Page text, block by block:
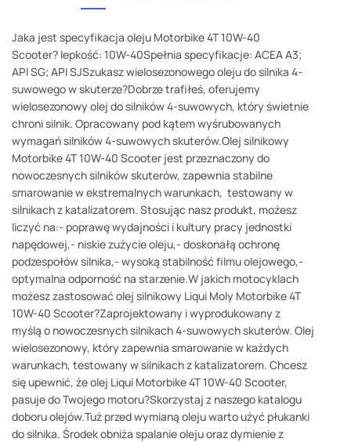
Jaka jest specyfikacja oleju Motorbike 4T 10W-40
Scooter? lepkość: 10W-40Spełnia specyfikacje: ACEA A3;
API SG; API SJSzukasz wielosezonowego oleju do silnika 4-
suwowego w skuterze?Dobrze trafiłeś, oferujemy
wielosezonowy olej do silników 4-suwowych, który świetnie
chroni silnik. Opracowany pod kątem wyśrubowanych
wymagań silników 4-suwowych skuterów.Olej silnikowy
Motorbike 4T 10W-40 Scooter jest przeznaczony do
nowoczesnych silników skuterów, zapewnia stabilne
smarowanie w ekstremalnych warunkach, testowany w
silnikach z katalizatorem. Stosując nasz produkt, możesz
liczyć na:- poprawę wydajności i kultury pracy jednostki
napędowej,- niskie zużycie oleju,- doskonałą ochronę
podzespołów silnika,- wysoką stabilność filmu olejowego,-
optymalna odporność na starzenie.W jakich motocyklach
możesz zastosować olej silnikowy Liqui Moly Motorbike 4T
10W-40 Scooter?Zaprojektowany i wyprodukowany z
myślą o nowoczesnych silnikach 4-suwowych skuterów. Olej
wielosezonowy, który zapewnia smarowanie w każdych
warunkach, testowany w silnikach z katalizatorem. Chcesz
się upewnić, że olej Liqui Motorbike 4T 10W-40 Scooter,
pasuje do Twojego motoru?Skorzystaj z naszego katalogu
doboru olejów.Tuż przed wymianą oleju warto użyć płukanki
do silnika. Środek obniża spalanie oleju oraz dymienie z